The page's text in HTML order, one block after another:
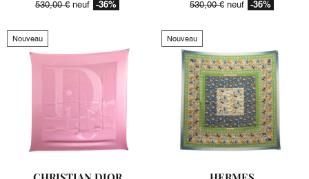
530,00 € neuf -36% 530,00 € neuf -36%
Nouveau Nouveau